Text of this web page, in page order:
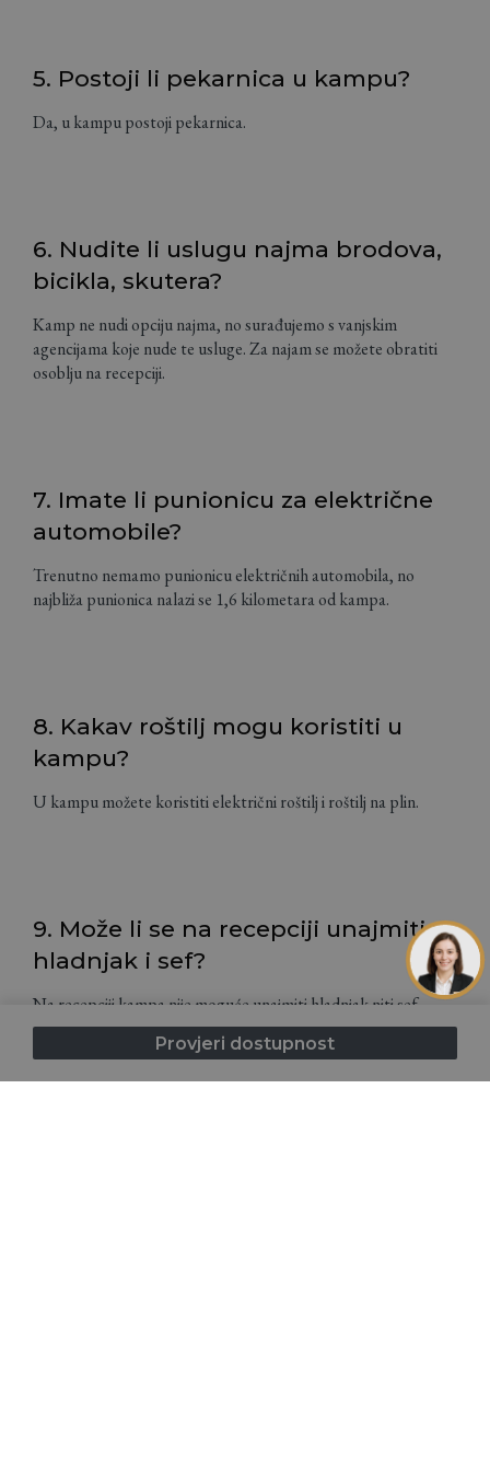
Provjeri dostupnost
5. Postoji li pekarnica u kampu?
Da, u kampu postoji pekarnica.
6. Nudite li uslugu najma brodova,
bicikla, skutera?
Kamp ne nudi opciju najma, no surađujemo s vanjskim
agencijama koje nude te usluge. Za najam se možete obratiti
osoblju na recepciji.
7. Imate li punionicu za električne
automobile?
Trenutno nemamo punionicu električnih automobila, no
najbliža punionica nalazi se 1,6 kilometara od kampa.
8. Kakav roštilj mogu koristiti u
kampu?
U kampu možete koristiti električni roštilj i roštilj na plin.
9. Može li se na recepciji unajmiti
hladnjak i sef?
Na recepciji kampa nije moguće unajmiti hladnjak niti sef.